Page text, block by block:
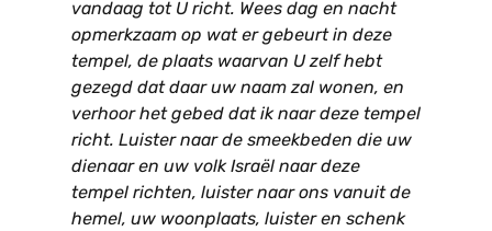
vandaag tot U richt. Wees dag en nacht
opmerkzaam op wat er gebeurt in deze
tempel, de plaats waarvan U zelf hebt
gezegd dat daar uw naam zal wonen, en
verhoor het gebed dat ik naar deze tempel
richt. Luister naar de smeekbeden die uw
dienaar en uw volk Israël naar deze
tempel richten, luister naar ons vanuit de
hemel, uw woonplaats, luister en schenk